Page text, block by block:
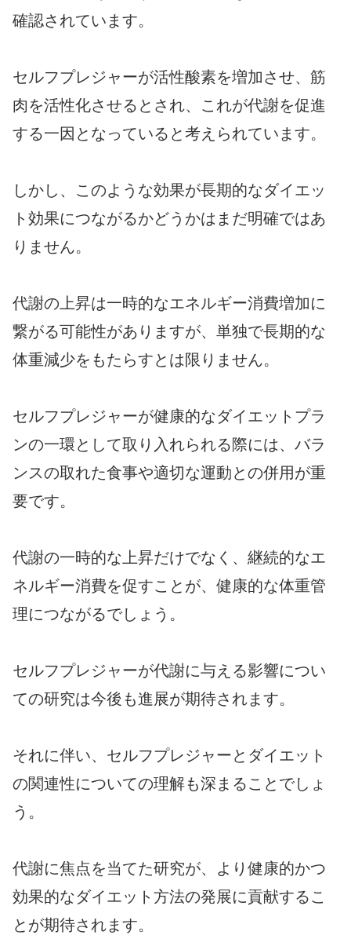
確認されています。
セルフプレジャーが活性酸素を増加させ、筋
肉を活性化させるとされ、これが代謝を促進
する一因となっていると考えられています。
しかし、このような効果が長期的なダイエッ
ト効果につながるかどうかはまだ明確ではあ
りません。
代謝の上昇は一時的なエネルギー消費増加に
繋がる可能性がありますが、単独で長期的な
体重減少をもたらすとは限りません。
セルフプレジャーが健康的なダイエットプラ
ンの一環として取り入れられる際には、バラ
ンスの取れた食事や適切な運動との併用が重
要です。
代謝の一時的な上昇だけでなく、継続的なエ
ネルギー消費を促すことが、健康的な体重管
理につながるでしょう。
セルフプレジャーが代謝に与える影響につい
ての研究は今後も進展が期待されます。
それに伴い、セルフプレジャーとダイエット
の関連性についての理解も深まることでしょ
う。
代謝に焦点を当てた研究が、より健康的かつ
効果的なダイエット方法の発展に貢献するこ
とが期待されます。